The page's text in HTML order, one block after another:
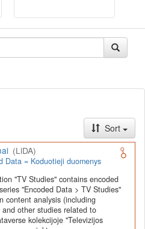
of their data into the LiDA
mokslų duomenų
prie daugiau nei 600 duomenų ir
tyrimų ištekliai yra dokumentuoti
standartus. LiDA
Duomenų analizės
( data.ktu.edu
ši
2029 m. vykdomas perkėlimo iš
LiDA kuruoja įvairių tipų
kataloguose pagal tipą:
,Agreguotieji duomenys
Sort
(LiDA)
Data = Koduotieji duomenys
"TV Studies" contains encoded
"Encoded Data > TV Studies"
content analysis (including
other studies related to
kolekcijoje "Televizijos